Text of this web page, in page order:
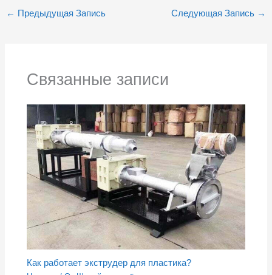
← Предыдущая Запись Следующая Запись →
Связанные записи
Как работает экструдер для пластика?